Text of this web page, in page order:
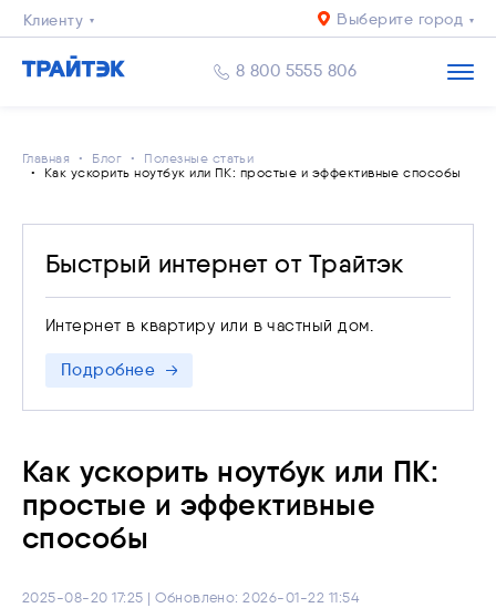
Клиенту
Выберите город
8 800 5555 806
Главная Блог
Полезные статьи
Как ускорить ноутбук или ПК: простые и эффективные способы
Быстрый интернет от Трайтэк
Интернет в квартиру или в частный дом.
Подробнее
Как ускорить ноутбук или ПК:
простые и эффективные
способы
2025-08-20 17:25 | Обновлено: 2026-01-22 11:54